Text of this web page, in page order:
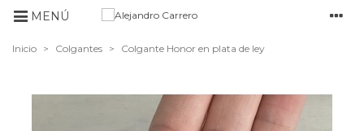
MENÚ
Inicio > Colgantes > Colgante Honor en plata de ley